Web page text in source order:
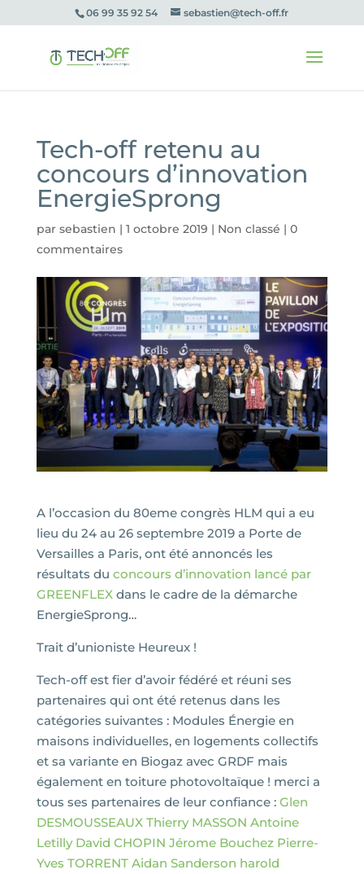
06 99 35 92 54 sebastien@tech-off.fr
Tech-off retenu au
concours d’innovation
EnergieSprong
par sebastien | 1 octobre 2019 | Non classé | 0
commentaires
A l’occasion du 80eme congrès HLM qui a eu
lieu du 24 au 26 septembre 2019 a Porte de
Versailles a Paris, ont été annoncés les
résultats du concours d’innovation lancé par
GREENFLEXdans le cadre de la démarche
EnergieSprong…
Trait d’unioniste Heureux !
Tech-off est fier d’avoir fédéré et réuni ses
partenaires qui ont été retenus dans les
catégories suivantes : Modules Énergie en
maisons individuelles, en logements collectifs
et sa variante en Biogaz avec GRDF mais
également en toiture photovoltaïque ! merci a
tous ses partenaires de leur confiance : Glen
DESMOUSSEAUX Thierry MASSON Antoine
Letilly David CHOPIN Jérome Bouchez Pierre-
Yves TORRENT Aidan Sanderson harold